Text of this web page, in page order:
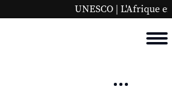
| L'Afrique en bonne place sur la liste